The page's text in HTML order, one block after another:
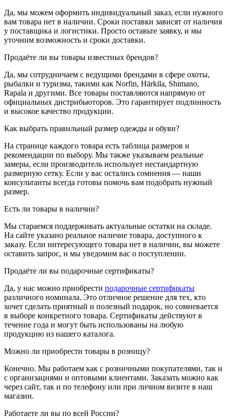
Да, мы можем оформить индивидуальный заказ, если нужного
вам товара нет в наличии. Сроки поставки зависят от наличия
у поставщика и логистики. Просто оставьте заявку, и мы
уточним возможность и сроки доставки.
Продаёте ли вы товары известных брендов?
Да, мы сотрудничаем с ведущими брендами в сфере охоты,
рыбалки и туризма, такими как Norfin, Härkila, Shimano,
Rapala и другими. Все товары поставляются напрямую от
официальных дистрибьюторов. Это гарантирует подлинность
и высокое качество продукции.
Как выбрать правильный размер одежды и обуви?
На странице каждого товара есть таблица размеров и
рекомендации по выбору. Мы также указываем реальные
замеры, если производитель использует нестандартную
размерную сетку. Если у вас остались сомнения — наши
консультанты всегда готовы помочь вам подобрать нужный
размер.
Есть ли товары в наличии?
Мы стараемся поддерживать актуальные остатки на складе.
На сайте указано реальное наличие товара, доступного к
заказу. Если интересующего товара нет в наличии, вы можете
оставить запрос, и мы уведомим вас о поступлении.
Продаёте ли вы подарочные сертификаты?
Да, у нас можно приобрести подарочные сертификаты
различного номинала. Это отличное решение для тех, кто
хочет сделать приятный и полезный подарок, но сомневается
в выборе конкретного товара. Сертификаты действуют в
течение года и могут быть использованы на любую
продукцию из нашего каталога.
Можно ли приобрести товары в розницу?
Конечно. Мы работаем как с розничными покупателями, так и
с организациями и оптовыми клиентами. Заказать можно как
через сайт, так и по телефону или при личном визите в наш
магазин.
Работаете ли вы по всей России?